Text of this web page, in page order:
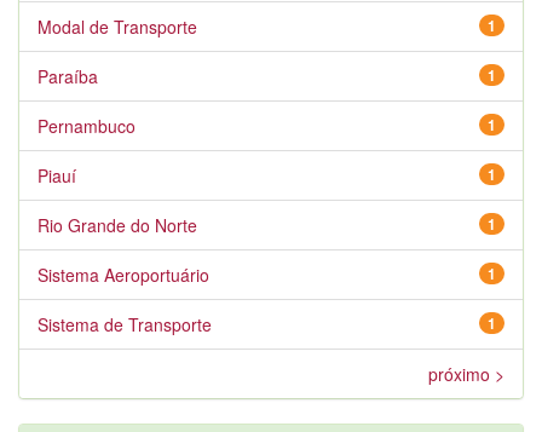
1
Modal de Transporte
1
Paraíba
1
Pernambuco
1
Piauí
1
Rio Grande do Norte
1
Sistema Aeroportuário
1
Sistema de Transporte
próximo >